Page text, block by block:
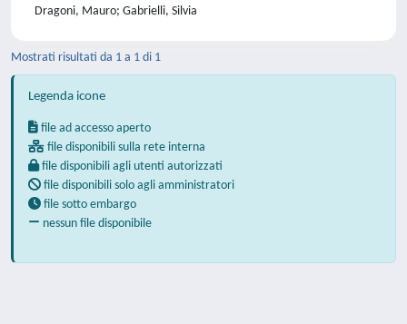
Dragoni, Mauro; Gabrielli, Silvia
Mostrati risultati da 1 a 1 di 1
Legenda icone
file ad accesso aperto
file disponibili sulla rete interna
file disponibili agli utenti autorizzati
file disponibili solo agli amministratori
file sotto embargo
nessun file disponibile